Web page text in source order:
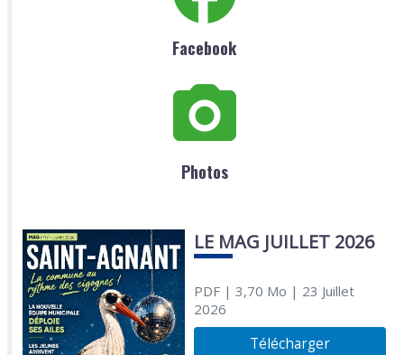
Facebook
Photos
LE MAG JUILLET 2026
PDF| 3,70 Mo | 23 Juillet
2026
Télécharger